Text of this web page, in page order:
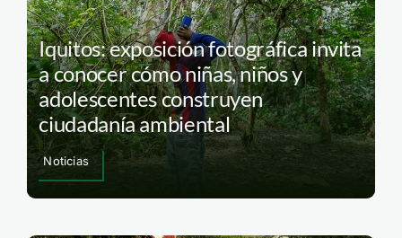
Iquitos: exposición fotográfica invita
a conocer cómo niñas, niños y
adolescentes construyen
ciudadanía ambiental
Noticias